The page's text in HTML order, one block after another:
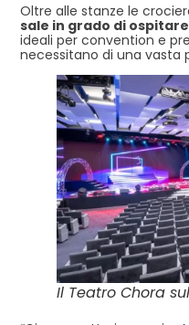
Oltre alle stanze le
sale in grado di
ideali per convention e
necessitano di una vasta
Il Teatro Chora